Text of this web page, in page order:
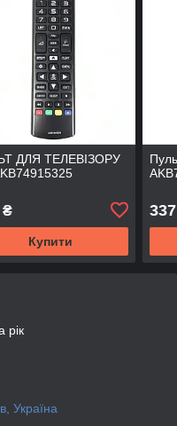
ДЛЯ ТЕЛЕВІЗОРУ
Купити
337
рік
Україна